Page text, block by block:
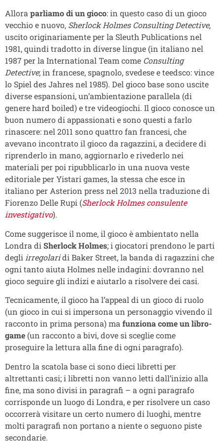
Alloraparliamo di un gioco: in questo caso di un gioco
vecchio e nuovo, Sherlock Holmes Consulting Detective,
uscito originariamente per la Sleuth Publications nel
1981, quindi tradotto in diverse lingue (in italiano nel
1987 per la International Team come Consulting
Detective; in francese, spagnolo, svedese e teedsco: vince
lo Spiel des Jahres nel 1985). Del gioco base sono uscite
diverse espansioni, un’ambientazione parallela (di
genere hard boiled) e tre videogiochi. Il gioco conosce un
buon numero di appassionati e sono questi a farlo
rinascere: nel 2011 sono quattro fan francesi, che
avevano incontrato il gioco da ragazzini, a decidere di
riprenderlo in mano, aggiornarlo e rivederlo nei
materiali per poi ripubblicarlo in una nuova veste
editoriale per Yistari games, la stessa che esce in
italiano per Asterion press nel 2013 nella traduzione di
Fiorenzo Delle Rupi (Sherlock Holmes consulente
investigativo).
Come suggerisce il nome, il gioco è ambientato nella
Londra di Sherlock Holmes; i giocatori prendono le parti
degli irregolaridi Baker Street, la banda di ragazzini che
ogni tanto aiuta Holmes nelle indagini: dovranno nel
gioco seguire gli indizi e aiutarlo a risolvere dei casi.
Tecnicamente, il gioco ha l’appeal di un gioco di ruolo
(un gioco in cui si impersona un personaggio vivendo il
racconto in prima persona) ma funziona come un libro-
game (un racconto a bivi, dove si sceglie come
proseguire la lettura alla fine di ogni paragrafo).
Dentro la scatola base ci sono dieci libretti per
altrettanti casi; i libretti non vanno letti dall’inizio alla
fine, ma sono divisi in paragrafi – a ogni paragrafo
corrisponde un luogo di Londra, e per risolvere un caso
occorrerà visitare un certo numero di luoghi, mentre
molti paragrafi non portano a niente o seguono piste
secondarie.